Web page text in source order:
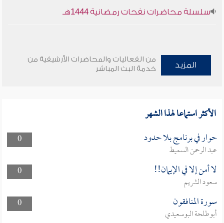
سلسلة محاضرات نفحات رمضانية 1444هـ
المزيد
من الفعاليات والمحاضرات الأرشيفية من
خدمة البث المباشر
الأكثر استماعا لهذا الشهر
0 حوار في برنامج بلا حدود
عبد الرحمن السميط
0
لا أمن إلا في الإيمان!!
سعود الشريم
0
سورة المنافقون
أبوطلحة البوسعيدي